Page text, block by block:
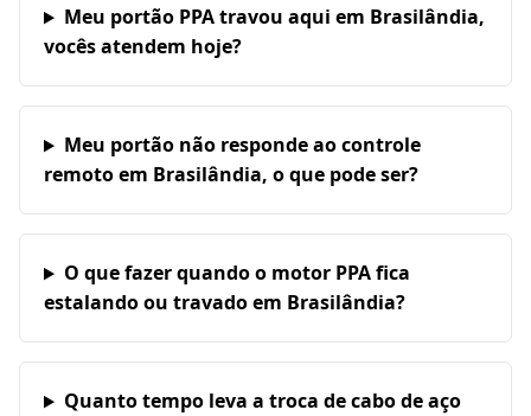
Meu portão PPA travou aqui em Brasilândia,
vocês atendem hoje?
Meu portão não responde ao controle
remoto em Brasilândia, o que pode ser?
O que fazer quando o motor PPA fica
estalando ou travado em Brasilândia?
Quanto tempo leva a troca de cabo de aço